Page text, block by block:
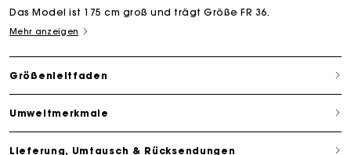
Das Model ist 175 cm groß und trägt Größe FR 36.
Mehr anzeigen
Größenleitfaden
Umweltmerkmale
Lieferung, Umtausch & Rücksendungen